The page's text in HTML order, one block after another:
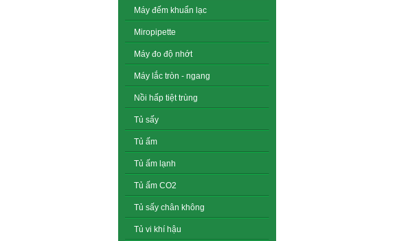
Máy đếm khuẩn lạc
Miropipette
Máy đo độ nhớt
Máy lắc tròn - ngang
Nồi hấp tiệt trùng
Tủ sấy
Tủ ấm
Tủ ấm lạnh
Tủ ấm CO2
Tủ sấy chân không
Tủ vi khí hậu